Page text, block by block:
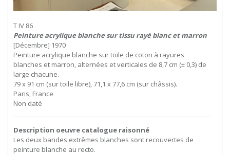
T IV 86
Peinture acrylique blanche sur tissu rayé blanc et marron
[Décembre] 1970
Peinture acrylique blanche sur toile de coton à rayures
blanches et marron, alternées et verticales de 8,7 cm (± 0,3) de
large chacune.
79 x 91 cm (sur toile libre), 71,1 x 77,6 cm (sur châssis).
Paris, France
Non daté
Description oeuvre catalogue raisonné
Les deux bandes extrêmes blanches sont recouvertes de
peinture blanche au recto.